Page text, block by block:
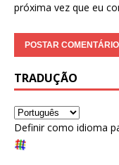
próxima vez que eu
TRADUÇÃO
Definir como idioma